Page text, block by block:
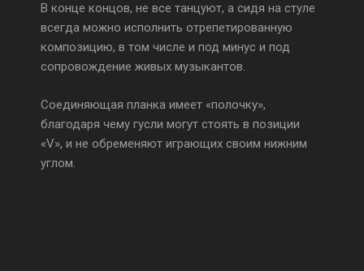
В конце концов, не все танцуют, а сидя на стуле
всегда можно исполнить отрепетированную
композицию, в том числе и под минус и под
сопровождение живых музыкантов.
Соединяющая планка имеет «полочку»,
благодаря чему гусли могут стоять в позиции
«V», и не обременяют играющих своим нижним
углом.